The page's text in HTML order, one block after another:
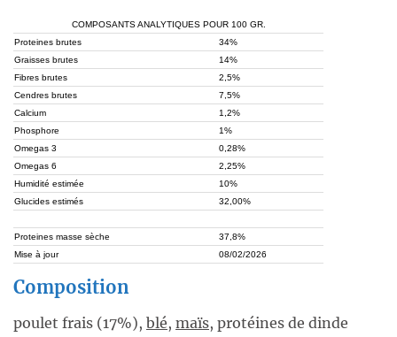
COMPOSANTS ANALYTIQUES POUR 100 GR.
Proteines brutes
34%
Graisses brutes
14%
Fibres brutes
2,5%
Cendres brutes
7,5%
Calcium
1,2%
Phosphore
1%
Omegas 3
0,28%
Omegas 6
2,25%
Humidité estimée
10%
Glucides estimés
32,00%
Proteines masse sèche
37,8%
Mise à jour
08/02/2026
Composition
poulet frais (17%), blé, maïs, protéines de dinde